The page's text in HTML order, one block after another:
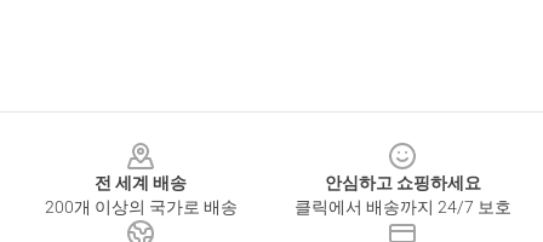
전 세계 배송
200개 이상의 국가로 배송
안심하고 쇼핑하세요
클릭에서 배송까지 24/7 보호